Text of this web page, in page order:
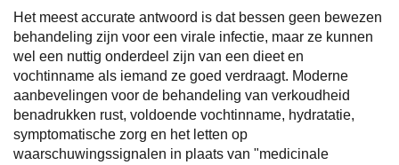
Het meest accurate antwoord is dat bessen geen bewezen
behandeling zijn voor een virale infectie, maar ze kunnen
wel een nuttig onderdeel zijn van een dieet en
vochtinname als iemand ze goed verdraagt. Moderne
aanbevelingen voor de behandeling van verkoudheid
benadrukken rust, voldoende vochtinname, hydratatie,
symptomatische zorg en het letten op
waarschuwingssignalen in plaats van "medicinale